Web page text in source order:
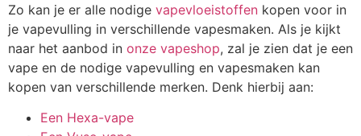
Zo kan je er alle nodige vapevloeistoffen kopen voor in
je vapevulling in verschillende vapesmaken. Als je kijkt
naar het aanbod in onze vapeshop, zal je zien dat je een
vape en de nodige vapevulling en vapesmaken kan
kopen van verschillende merken. Denk hierbij aan:
Een Hexa-vape